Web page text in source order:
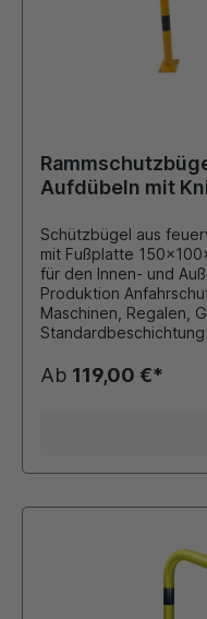
Aufdübeln mit
Schützbügel aus
mit Fußplatte 150x100x8
für den Innen- und
Produktion
Maschinen, Regalen,
Standardbeschichtung
rot reflektierenden Folienringen
Ab 119,00 €*